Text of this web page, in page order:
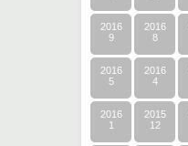
2016
9
2016
8
2016
5
2016
4
2016
1
2015
12